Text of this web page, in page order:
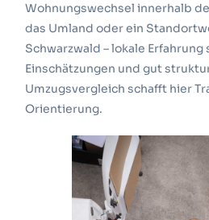
Wohnungswechsel innerhalb
das Umland oder ein
Schwarzwald – lokale
Einschätzungen und gut
Umzugsvergleich schafft hier
Orientierung.